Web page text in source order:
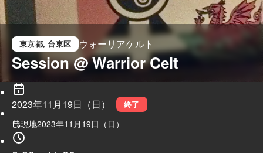
東京都, 台東区 ウォーリアケルト
Session @ Warrior Celt
2023年11月19日（日） 終了
現地2023年11月19日（日）